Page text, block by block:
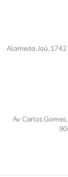
Alameda Jaú, 1742
Av. Carlos